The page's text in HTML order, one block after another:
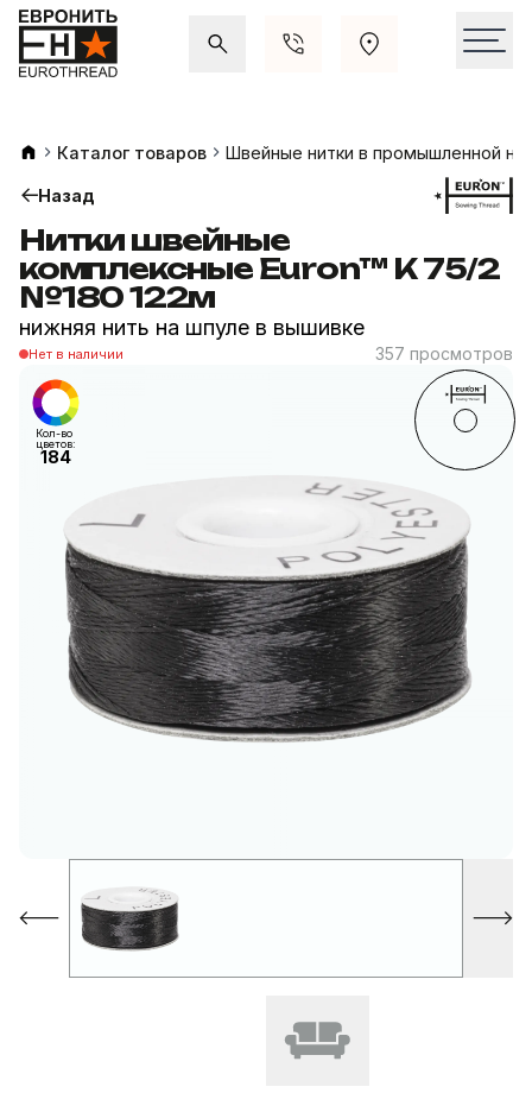
Каталог товаров Швейные нитки в промышленной
Назад
Нитки швейные
комплексные Euron™ K 75/2
№180 122м
нижняя нить на шпуле в вышивке
Нет в наличии 357 просмотров
Кол-во
цветов:
184